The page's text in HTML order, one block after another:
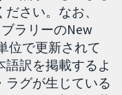
さい。なお、
ラリーのNew
位で更新されて
語訳を掲載するよ
ラグが生じている